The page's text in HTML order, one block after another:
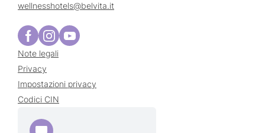
wellnesshotels@belvita.it
Note legali
Privacy
Impostazioni privacy
Codici CIN